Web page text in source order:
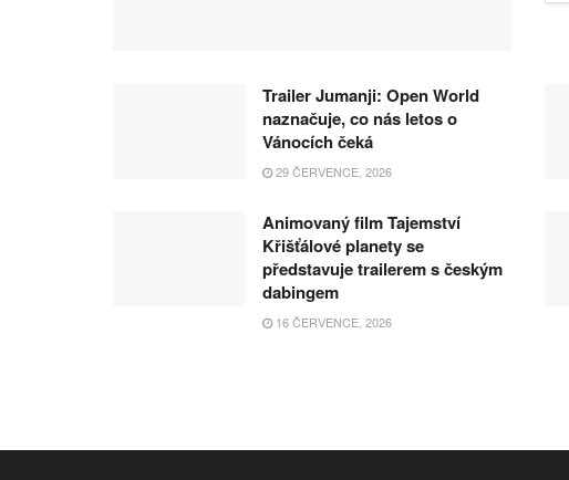
Trailer Jumanji: Open World
naznačuje, co nás letos o
Vánocích čeká
29 ČERVENCE, 2026
Animovaný film Tajemství
Křišťálové planety se
představuje trailerem s českým
dabingem
16 ČERVENCE, 2026